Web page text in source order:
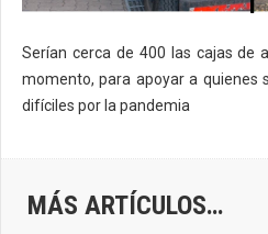
Serían cerca de 400 las cajas de
momento, para apoyar a quienes
difíciles por la pandemia
MÁS ARTÍCULOS…